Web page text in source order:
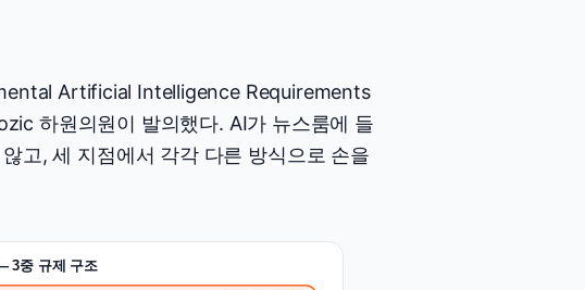
Artificial Intelligence Requirements
하원의원이 발의했다. AI가 뉴스룸에 들
고, 세 지점에서 각각 다른 방식으로 손을
3중 규제 구조